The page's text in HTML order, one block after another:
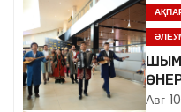
п
о
з
Авг